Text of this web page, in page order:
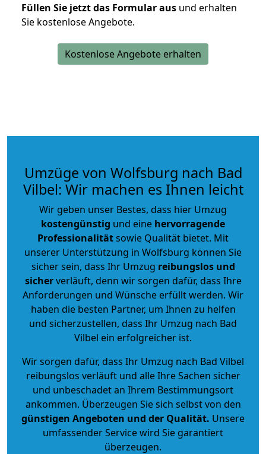
Füllen Sie jetzt das Formular aus und erhalten
Sie kostenlose Angebote.
Kostenlose Angebote erhalten
Umzüge von Wolfsburg nach Bad
Vilbel: Wir machen es Ihnen leicht
Wir geben unser Bestes, dass hier Umzug
kostengünstig und eine hervorragende
Professionalitätsowie Qualität bietet. Mit
unserer Unterstützung in Wolfsburg können Sie
sicher sein, dass Ihr Umzug reibungslos und
sicherverläuft, denn wir sorgen dafür, dass Ihre
Anforderungen und Wünsche erfüllt werden. Wir
haben die besten Partner, um Ihnen zu helfen
und sicherzustellen, dass Ihr Umzug nach Bad
Vilbel ein erfolgreicher ist.
Wir sorgen dafür, dass Ihr Umzug nach Bad Vilbel
reibungslos verläuft und alle Ihre Sachen sicher
und unbeschadet an Ihrem Bestimmungsort
ankommen. Überzeugen Sie sich selbst von den
günstigen Angeboten und der Qualität. Unsere
umfassender Service wird Sie garantiert
überzeugen.